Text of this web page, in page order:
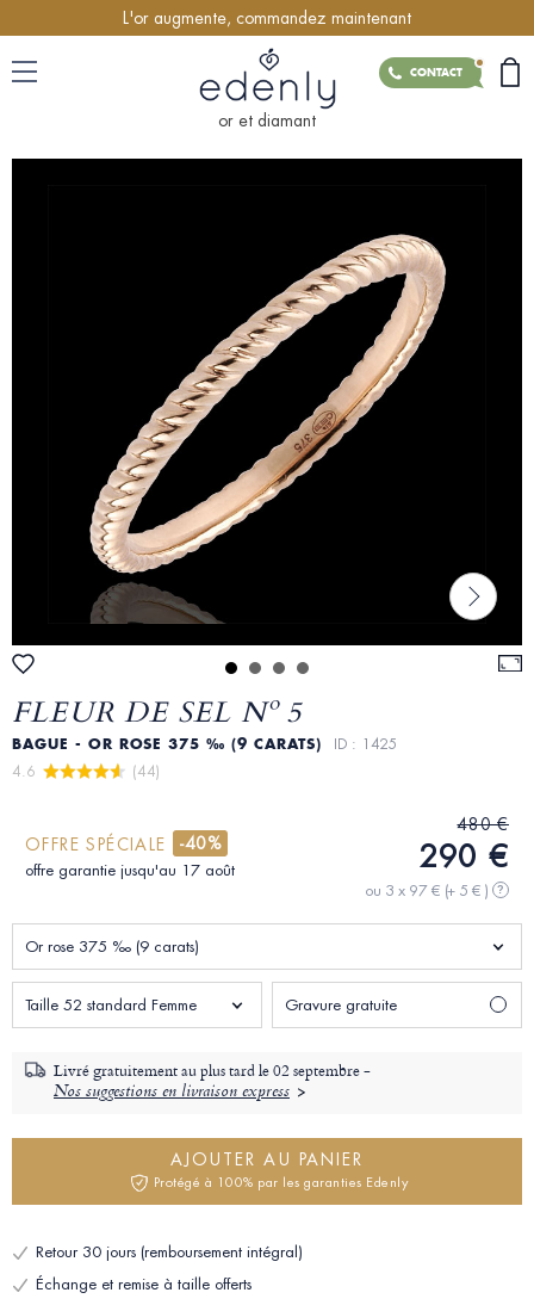
L'or augmente, commandez maintenant
CONTACT
or et diamant
FLEUR DE SEL Nº 5
BAGUE - OR ROSE 375 ‰ (9 CARATS) ID : 1425
4.6
(44)
OFFRE SPÉCIALE -40%
offre garantie jusqu'au 17 août
480 €
290 €
ou 3 x 97 € (+ 5 € ) ?
Or rose 375 ‰ (9 carats)
Taille 52 standard Femme Gravure gratuite
Livré gratuitement au plus tard le02 septembre -
Nos suggestions en livraison express
AJOUTER AU PANIER
Protégé à 100% par les garanties Edenly
Retour 30 jours (remboursement intégral)
Échange et remise à taille offerts